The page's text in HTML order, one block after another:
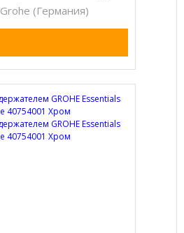
Grohe (Германия)